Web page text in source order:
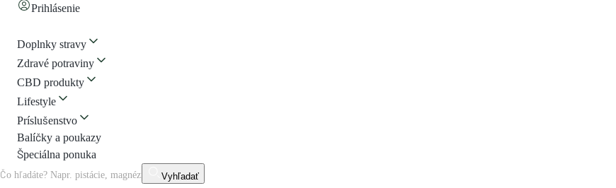
Prihlásenie
Doplnky stravy
Zdravé potraviny
CBD produkty
Lifestyle
Príslušenstvo
Balíčky a poukazy
Špeciálna ponuka
Vyhľadať